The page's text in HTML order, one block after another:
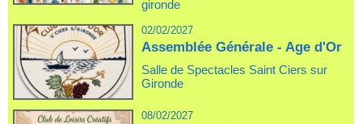
gironde
02/02/2027
Assemblée Générale - Age d'Or
Salle de Spectacles Saint Ciers sur
Gironde
08/02/2027